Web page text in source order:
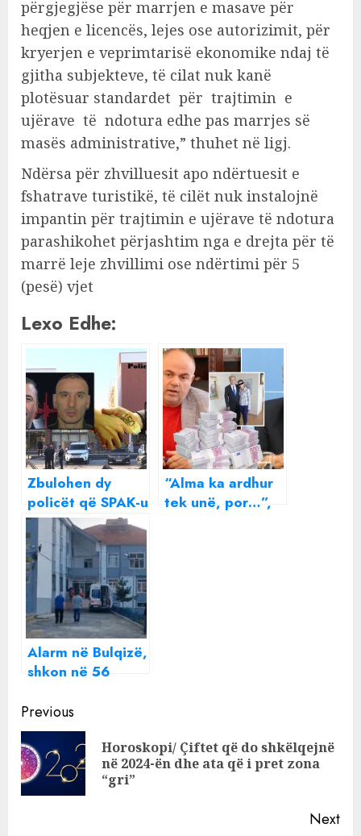
përgjegjëse për marrjen e masave për
heqjen e licencës, lejes ose autorizimit, për
kryerjen e veprimtarisë ekonomike ndaj të
gjitha subjekteve, të cilat nuk kanë
plotësuar standardet për trajtimin e
ujërave të ndotura edhe pas marrjes së
masës administrative,” thuhet në ligj.
Ndërsa për zhvilluesit apo ndërtuesit e
fshatrave turistikë, të cilët nuk instalojnë
impantin për trajtimin e ujërave të ndotura
parashikohet përjashtim nga e drejta për të
marrë leje zhvillimi ose ndërtimi për 5
(pesë) vjet
Lexo Edhe:
Zbulohen dy
policët që SPAK-u
po verifikon.
Dyshime se
morën 5 mijë
euro për heqje
përgjimesh nga
dosja “Pepaj”
“Alma ka ardhur
tek unë, por…”,
Alarm në Bulqizë,
shkon në 56
helmuarve në
Bulqizë, dyshohet
se uji i pijshëm u
përzie me ujërat
e zeza
Continue
Reading
Previous
Horoskopi/ Çiftet që do shkëlqejnë
në 2024-ën dhe ata që i pret zona
“gri”
Next